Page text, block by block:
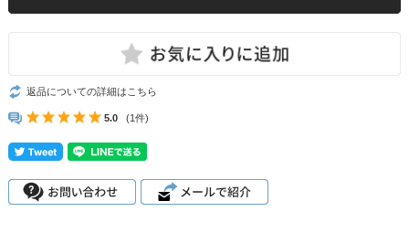
返品についての詳細はこちら
5.0 (1件)